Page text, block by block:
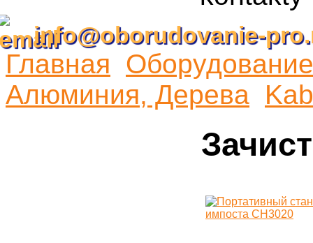
info@oborudovanie-
Главная
Алюминия, Дерева